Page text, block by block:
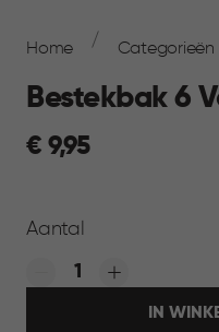
Navigation
Home Categorieën
Bestekbak 6
€
€ 9,95
Aantal
Quantity:
IN